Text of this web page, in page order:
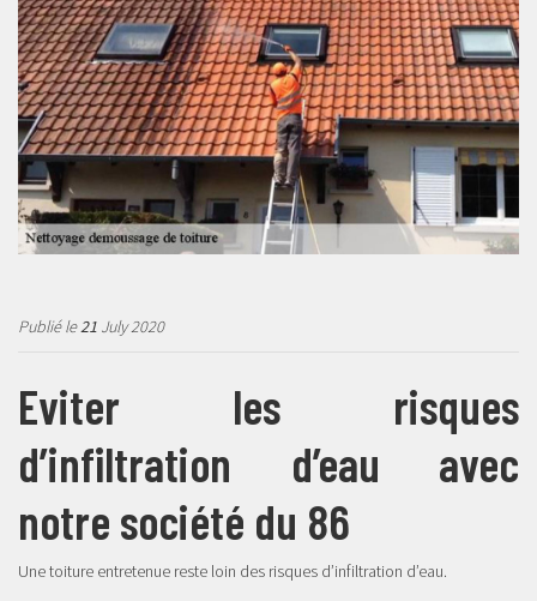
Publié le21 July 2020
Eviter les risques
d’infiltration d’eau avec
notre société du 86
Une toiture entretenue reste loin des risques d’infiltration d’eau.